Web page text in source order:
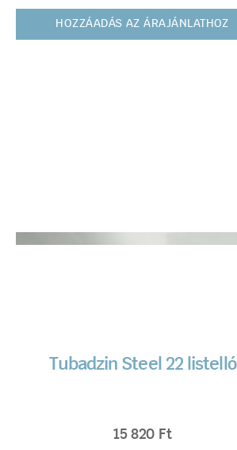
HOZZÁADÁS AZ ÁRAJÁNLATHOZ
Tubadzin Steel 22 listelló
15 820 Ft